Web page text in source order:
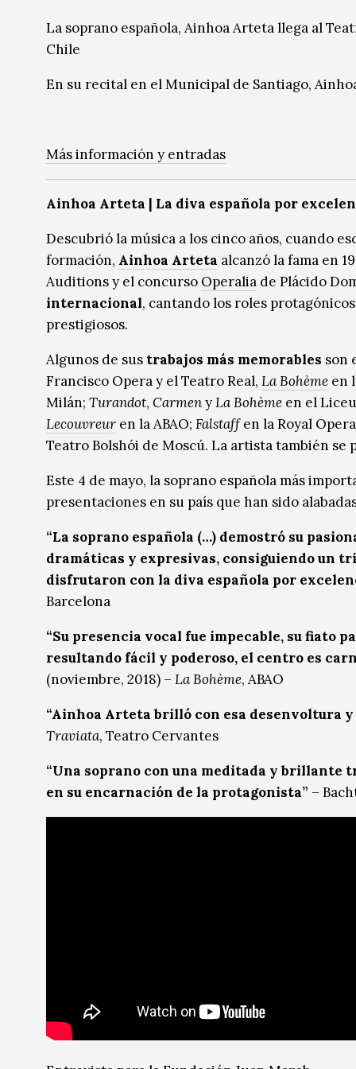
Radio / Podcast
Radio / Podcast
La soprano española, Ainhoa Arteta llega al
Chile
En su recital en el Municipal de Santiago,
Más información y entradas
Ainhoa Arteta | La diva española por
Descubrió la música a los cinco años, cuando
formación, Ainhoa Arteta alcanzó la fama en
Auditions y el concurso Operalia de Plácido
internacional, cantando los roles
prestigiosos.
Algunos de sus trabajos más memorables son
Francisco Opera y el Teatro Real, La Bohème en
Milán; Turandot, CarmenyLa Bohème en el
Lecouvreur en la ABAO; Falstaffen la Royal
Teatro Bolshói de Moscú. La artista también
Este 4 de mayo, la soprano española más
presentaciones en su país que han sido
“La soprano española (…) demostró su
dramáticas y expresivas, consiguiendo un
disfrutaron con la diva española por
Barcelona
“Su presencia vocal fue impecable, su fiato
resultando fácil y poderoso, el centro es
(noviembre, 2018) – La Bohème, ABAO
“Ainhoa Arteta brilló con esa desenvoltura
Traviata, Teatro Cervantes
“Una soprano con una meditada y
en su encarnación de la protagonista” –